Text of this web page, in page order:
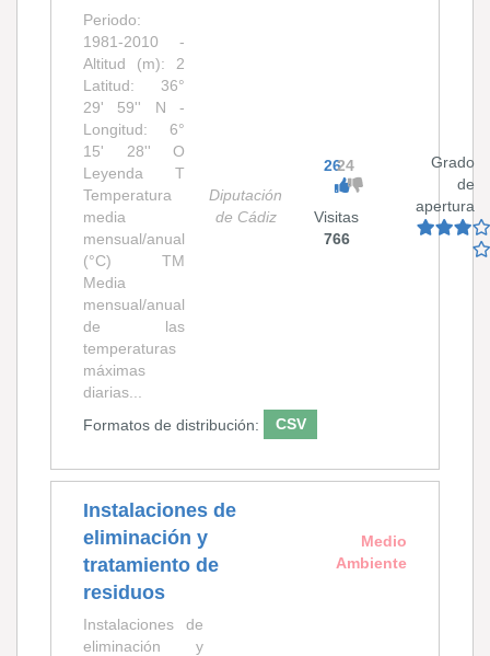
Periodo:
1981-2010 -
Altitud (m): 2
Latitud: 36°
29' 59'' N -
Longitud: 6°
15' 28'' O
Leyenda T
Temperatura
media
mensual/anual
(°C) TM
Media
mensual/anual
de las
temperaturas
máximas
diarias...
Diputación
de Cádiz
2624
Visitas
766
Grado
de
apertura
Formatos de distribución: CSV
Instalaciones de
eliminación y
tratamiento de
residuos
Medio
Ambiente
Instalaciones de
eliminación y